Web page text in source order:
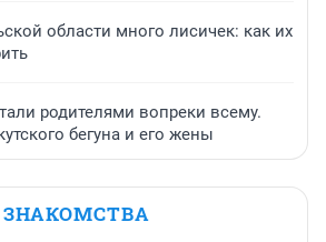
области много лисичек: как их
родителями вопреки всему.
бегуна и его жены
ЗНАКОМСТВА